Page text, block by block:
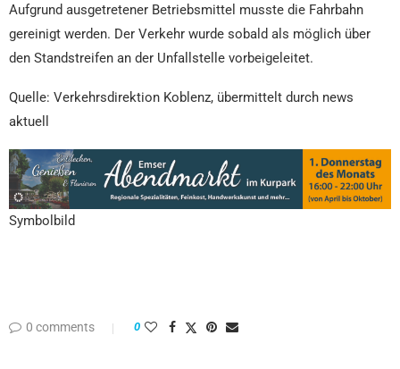
Aufgrund ausgetretener Betriebsmittel musste die Fahrbahn
gereinigt werden. Der Verkehr wurde sobald als möglich über
den Standstreifen an der Unfallstelle vorbeigeleitet.
Quelle: Verkehrsdirektion Koblenz, übermittelt durch news
aktuell
Symbolbild
0 comments 0